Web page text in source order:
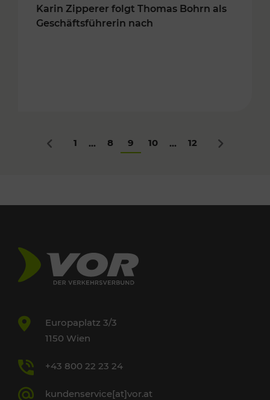
Karin Zipperer folgt Thomas Bohrn als
Geschäftsführerin nach
Zurück
1 ... 8 9 10 ... 12 Nächstes
Europaplatz 3/3
1150 Wien
+43 800 22 23 24
kundenservice[at]vor.at